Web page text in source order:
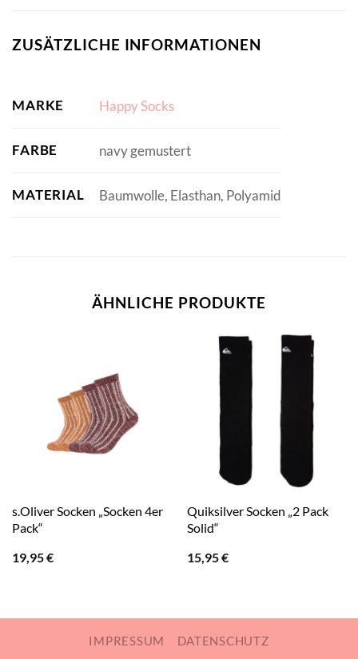
ZUSÄTZLICHE INFORMATIONEN
MARKE Happy Socks
FARBE navy gemustert
MATERIAL Baumwolle, Elasthan, Polyamid
ÄHNLICHE PRODUKTE
s.Oliver Socken „Socken 4er
Pack“
19,95€
Quiksilver Socken „2 Pack
Solid“
15,95€
IMPRESSUM DATENSCHUTZ